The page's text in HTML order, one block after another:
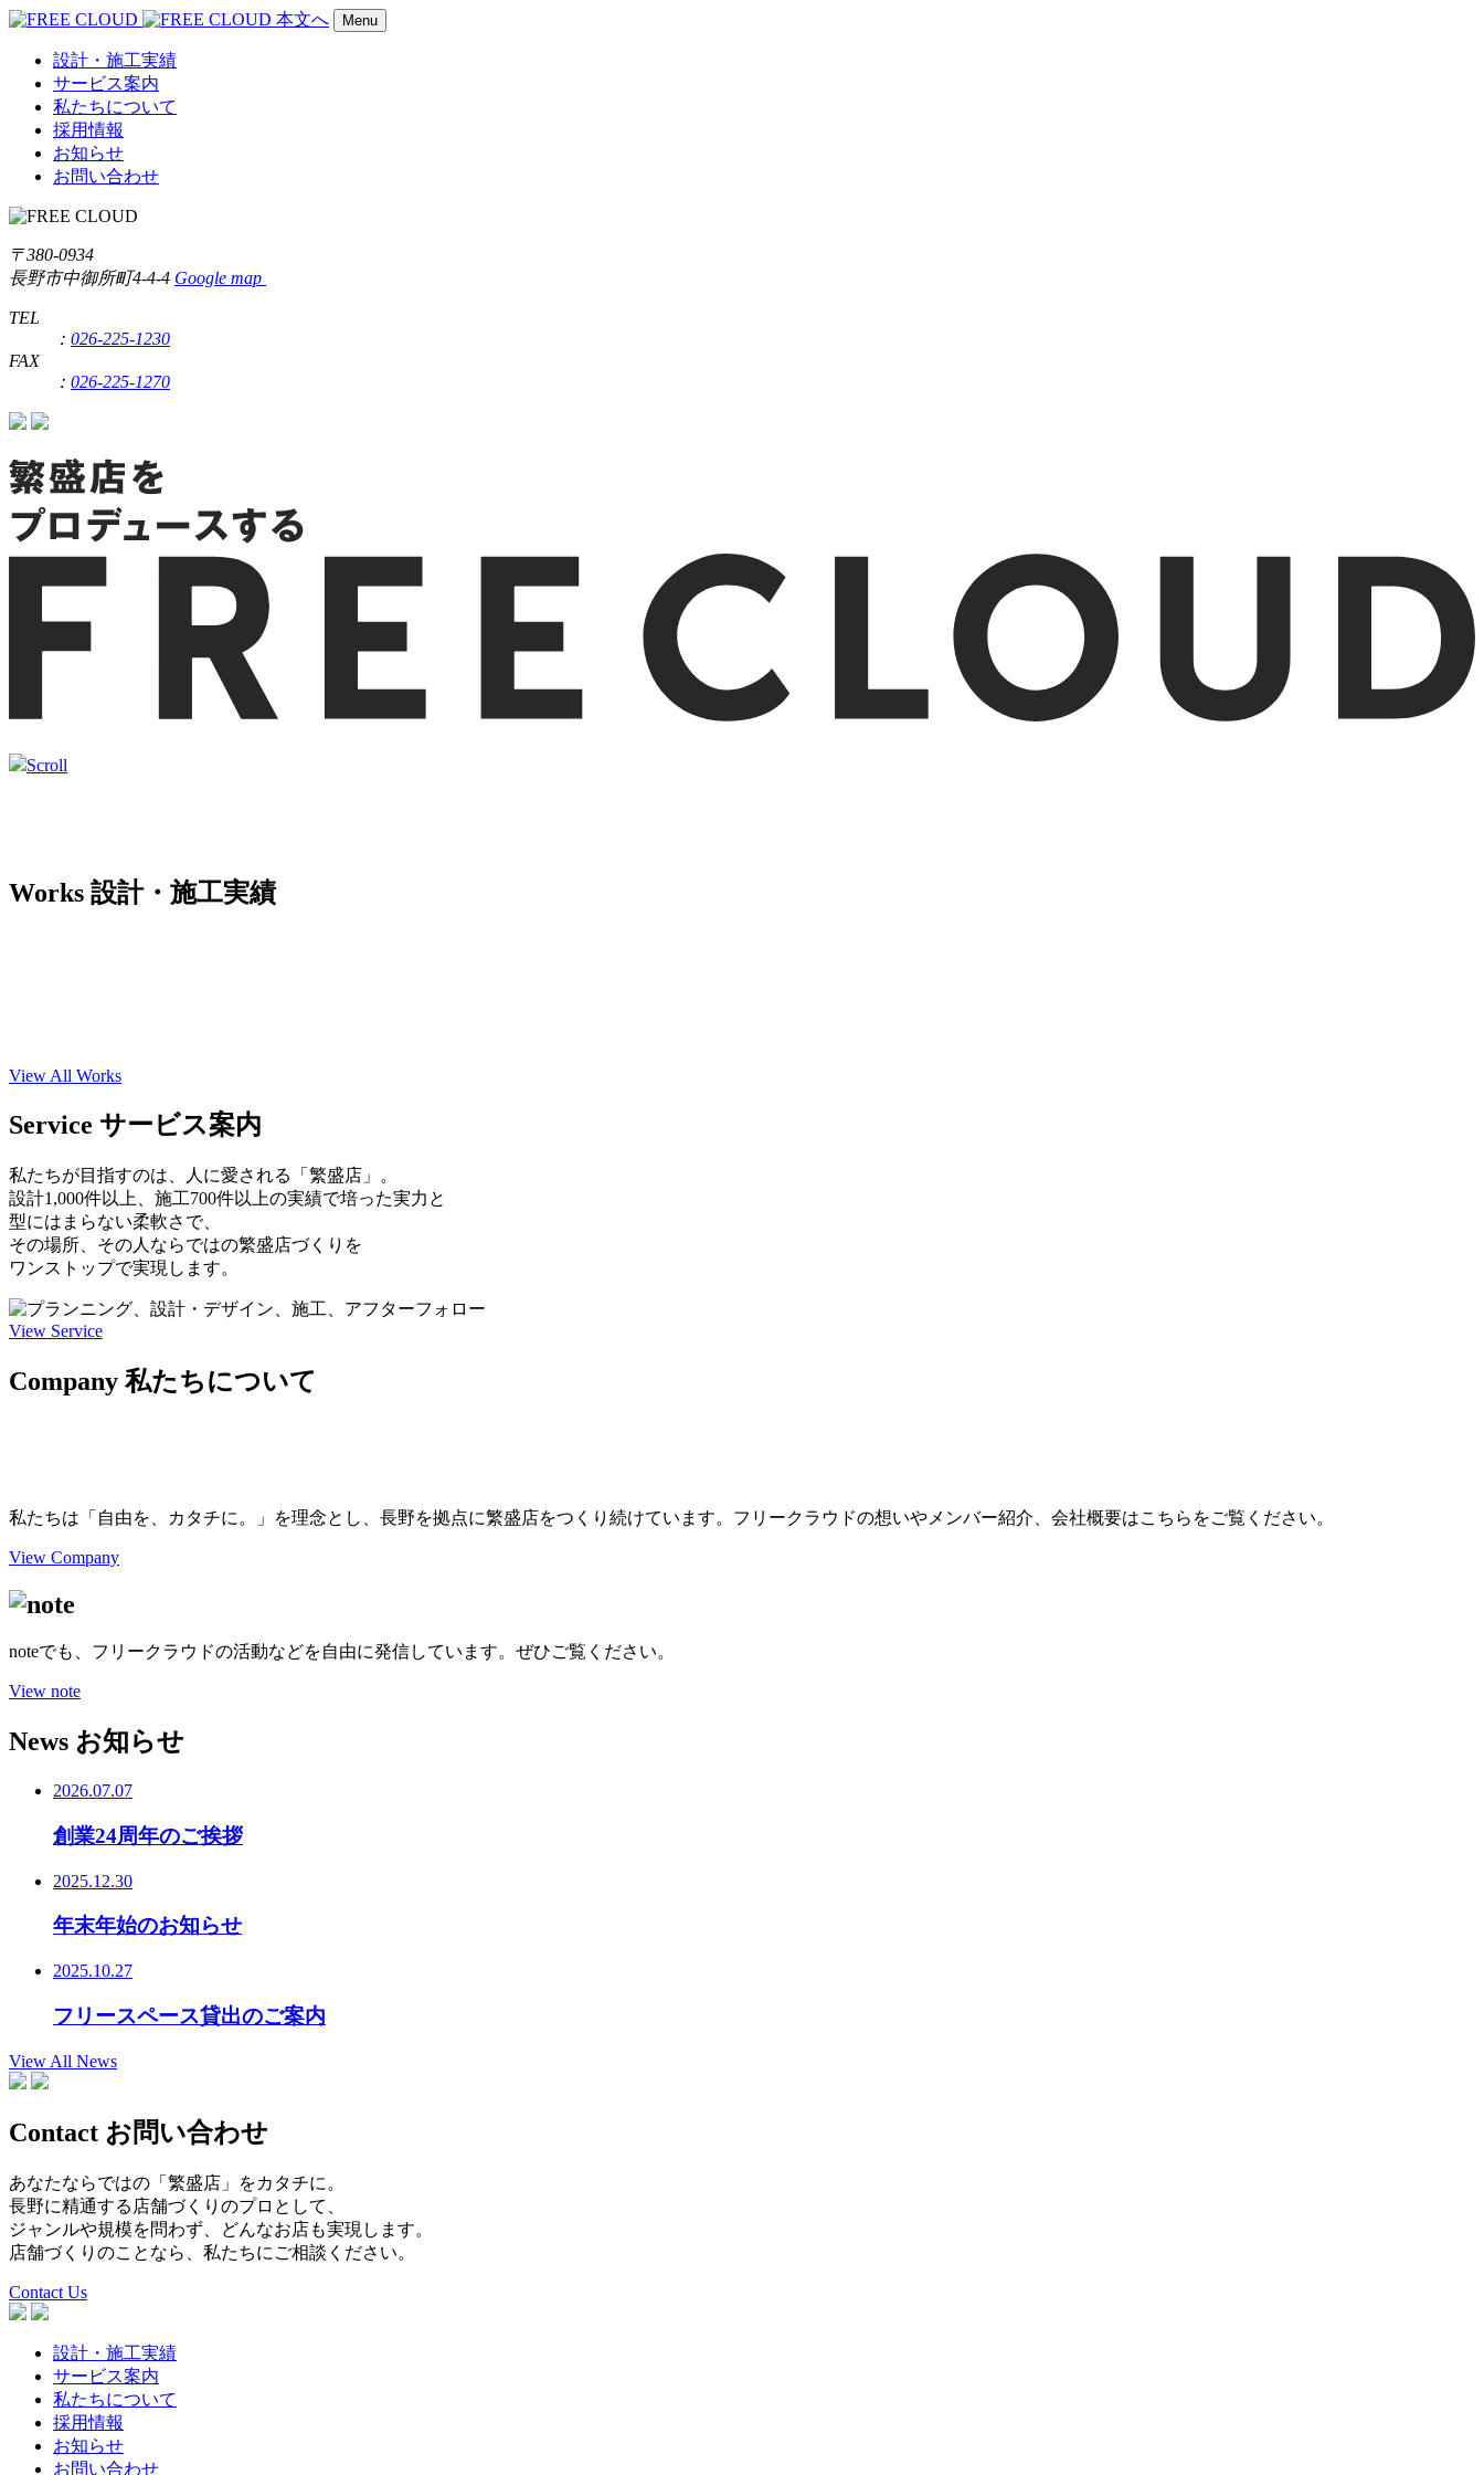
本文へ Menu
設計・施工実績
サービス案内
私たちについて
採用情報
お知らせ
お問い合わせ
〒380-0934
長野市中御所町4-4-4 Google map
TEL
： 026-225-1230
FAX
： 026-225-1270
繁
盛
店
を
ロ
デ
FREE
Scroll
Works 設計・施工実績
View All Works
Service サービス案内
私たちが目指すのは、
人に愛される「繁盛店」。
設計1,000件以上、 施工700件以上の実績で培った実力と
型にはまらない柔軟さで、
その場所、その人ならではの繁盛店づくりを
ワンストップで実現します。
View Service
Company 私たちについて
私たちは「自由を、カタチに。」を理念とし、長野を拠点に繁盛店をつくり続けています。フリークラウドの想いやメンバー紹介、会社概要はこちらをご覧ください。
View Company
noteでも、フリークラウドの活動などを自由に発信しています。ぜひご覧ください。
View note
News お知らせ
2026.07.07
創業24周年のご挨拶
2025.12.30
年末年始のお知らせ
2025.10.27
フリースペース貸出のご案内
View All News
Contact お問い合わせ
あなたならではの「繁盛店」をカタチに。
長野に精通する店舗づくりのプロとして、
ジャンルや規模を問わず、どんなお店も実現します。
店舗づくりのことなら、私たちにご相談ください。
Contact Us
設計・施工実績
サービス案内
私たちについて
採用情報
お知らせ
お問い合わせ